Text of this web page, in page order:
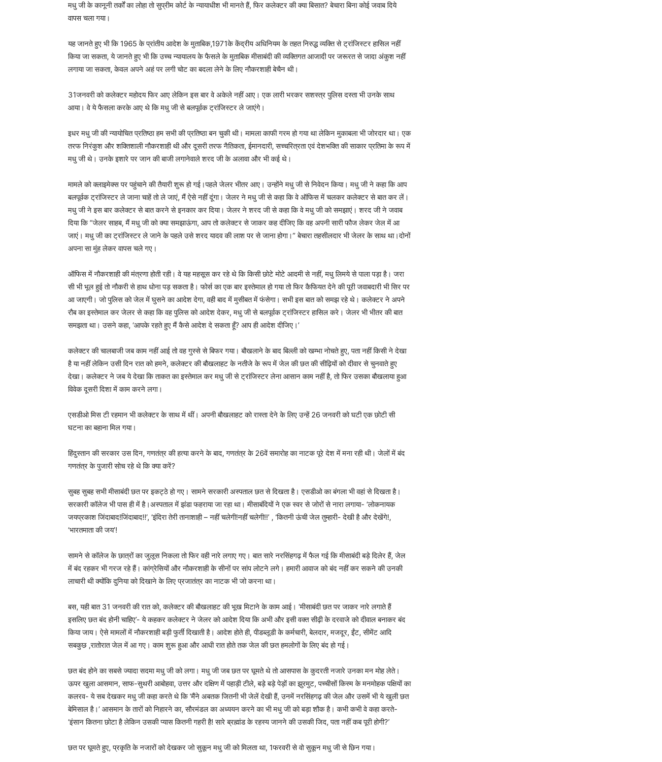
मधु जी के कानूनी तर्कों का लोहा तो सुप्रीम कोर्ट के न्यायाधीश भी मानते हैं, फिर कलेक्टर की क्या बिसात? बेचारा बिना कोई जवाब दिये
वापस चला गया।
यह जानते हुए भी कि 1965 के प्रांतीय आदेश के मुताबिक,1971के केंद्रीय अधिनियम के तहत निरुद्ध व्यक्ति से ट्रांजिस्टर हासिल नहीं
किया जा सकता, ये जानते हुए भी कि उच्च न्यायालय के फैसले के मुताबिक मीसाबंदी की व्यक्तिगत आजादी पर जरूरत से जादा अंकुश नहीं
लगाया जा सकता, केवल अपने अहं पर लगी चोट का बदला लेने के लिए नौकरशाही बेचैन थी।
31जनवरी को कलेक्टर महोदय फिर आए लेकिन इस बार वे अकेले नहीं आए। एक लारी भरकर सशस्त्र पुलिस दस्ता भी उनके साथ
आया। वे ये फैसला करके आए थे कि मधु जी से बलपूर्वक ट्रांजिस्टर ले जाएंगे।
इधर मधु जी की न्यायोचित प्रतिष्ठा हम सभी की प्रतिष्ठा बन चुकी थी। मामला काफी गरम हो गया था लेकिन मुकाबला भी जोरदार था। एक
तरफ निरंकुश और शक्तिशाली नौकरशाही थी और दूसरी तरफ नैतिकता, ईमानदारी, सच्चरित्रता एवं देशभक्ति की साकार प्रतिमा के रूप में
मधु जी थे। उनके इशारे पर जान की बाजी लगानेवाले शरद जी के अलावा और भी कई थे।
मामले को क्लाइमेक्स पर पहुंचाने की तैयारी शुरू हो गई।पहले जेलर भीतर आए। उन्होंने मधु जी से निवेदन किया। मधु जी ने कहा कि आप
बलपूर्वक ट्रांजिस्टर ले जाना चाहें तो ले जाएं, मैं ऐसे नहीं दूंगा। जेलर ने मधु जी से कहा कि वे ऑफिस में चलकर कलेक्टर से बात कर लें।
मधु जी ने इस बार कलेक्टर से बात करने से इनकार कर दिया। जेलर ने शरद जी से कहा कि वे मधु जी को समझाएं। शरद जी ने जवाब
दिया कि “जेलर साहब, मैं मधु जी को क्या समझाऊंगा, आप तो कलेक्टर से जाकर कह दीजिए कि वह अपनी सारी फौज लेकर जेल में आ
जाएं। मधु जी का ट्रांजिस्टर ले जाने के पहले उसे शरद यादव की लाश पर से जाना होगा।” बेचारा तहसीलदार भी जेलर के साथ था।दोनों
अपना सा मुंह लेकर वापस चले गए।
ऑफिस में नौकरशाही की मंत्रणा होती रही। वे यह महसूस कर रहे थे कि किसी छोटे मोटे आदमी से नहीं, मधु लिमये से पाला पड़ा है। जरा
सी भी भूल हुई तो नौकरी से हाथ धोना पड़ सकता है। फोर्स का एक बार इस्तेमाल हो गया तो फिर कैफियत देने की पूरी जवाबदारी भी सिर पर
आ जाएगी। जो पुलिस को जेल में घुसने का आदेश देगा, वही बाद में मुसीबत में फंसेगा। सभी इस बात को समझ रहे थे। कलेक्टर ने अपने
रौब का इस्तेमाल कर जेलर से कहा कि वह पुलिस को आदेश देकर, मधु जी से बलपूर्वक ट्रांजिस्टर हासिल करे। जेलर भी भीतर की बात
समझता था। उसने कहा, ‘आपके रहते हुए मैं कैसे आदेश दे सकता हूँ? आप ही आदेश दीजिए।’
कलेक्टर की चालबाजी जब काम नहीं आई तो वह गुस्से से बिफर गया। बौखलाने के बाद बिल्ली को खम्भा नोचते हुए, पता नहीं किसी ने देखा
है या नहीं लेकिन उसी दिन रात को हमने, कलेक्टर की बौखलाहट के नतीजे के रूप में जेल की छत की सीढ़ियों को दीवार से चुनवाते हुए
देखा। कलेक्टर ने जब ये देखा कि ताकत का इस्तेमाल कर मधु जी से ट्रांजिस्टर लेना आसान काम नहीं है, तो फिर उसका बौखलाया हुआ
विवेक दूसरी दिशा में काम करने लगा।
एसडीओ मिस टी रहमान भी कलेक्टर के साथ में थीं। अपनी बौखलाहट को रास्ता देने के लिए उन्हें 26 जनवरी को घटी एक छोटी सी
घटना का बहाना मिल गया।
हिंदुस्तान की सरकार उस दिन, गणतंत्र की हत्या करने के बाद, गणतंत्र के 26वें समारोह का नाटक पूरे देश में मना रही थी। जेलों में बंद
गणतंत्र के पुजारी सोच रहे थे कि क्या करें?
सुबह सुबह सभी मीसाबंदी छत पर इकट्ठे हो गए। सामने सरकारी अस्पताल छत से दिखता है। एसडीओ का बंगला भी वहां से दिखता है।
सरकारी कॉलेज भी पास ही में है।अस्पताल में झंडा फहराया जा रहा था। मीसाबंदियों ने एक स्वर से जोरों से नारा लगाया- ‘लोकनायक
जयप्रकाश जिंदाबाद!जिंदाबाद!!’, ‘इंदिरा तेरी तानाशाही – नहीं चलेगी!नहीं चलेगी!!’ , ‘कितनी ऊंची जेल तुम्हारी- देखी है और देखेंगे!,
‘भारतमाता की जय’!
सामने से कॉलेज के छात्रों का जुलूस निकला तो फिर वही नारे लगाए गए। बात सारे नरसिंहगढ़ में फैल गई कि मीसाबंदी बड़े दिलेर हैं, जेल
में बंद रहकर भी गरज रहे हैं। कांग्रेसियों और नौकरशाही के सीनों पर सांप लोटने लगे। हमारी आवाज को बंद नहीं कर सकने की उनकी
लाचारी थी क्योंकि दुनिया को दिखाने के लिए प्रजातंत्र का नाटक भी जो करना था।
बस, यही बात 31 जनवरी की रात को, कलेक्टर की बौखलाहट की भूख मिटाने के काम आई। ‘मीसाबंदी छत पर जाकर नारे लगाते हैं
इसलिए छत बंद होनी चाहिए’- ये कहकर कलेक्टर ने जेलर को आदेश दिया कि अभी और इसी वक्त सीढ़ी के दरवाजे को दीवाल बनाकर बंद
किया जाय। ऐसे मामलों में नौकरशाही बड़ी फुर्ती दिखाती है। आदेश होते ही, पीडब्लूडी के कर्मचारी, बेलदार, मजदूर, ईंट, सीमेंट आदि
सबकुछ ,रातोरात जेल में आ गए। काम शुरू हुआ और आधी रात होते तक जेल की छत हमलोगों के लिए बंद हो गई।
छत बंद होने का सबसे ज्यादा सदमा मधु जी को लगा। मधु जी जब छत पर घूमते थे तो आसपास के कुदरती नजारे उनका मन मोह लेते।
ऊपर खुला आसमान, साफ-सुथरी आबोहवा, उत्तर और दक्षिण में पहाड़ी टीले, बड़े बड़े पेड़ों का झुरमुट, पच्चीसों किस्म के मनमोहक पक्षियों का
कलरव- ये सब देखकर मधु जी कहा करते थे कि ‘मैंने अबतक जितनी भी जेलें देखी हैं, उनमें नरसिंहगढ़ की जेल और उसमें भी ये खुली छत
बेमिसाल है।’ आसमान के तारों को निहारने का, सौरमंडल का अध्ययन करने का भी मधु जी को बड़ा शौक है। कभी कभी वे कहा करते-
‘इंसान कितना छोटा है लेकिन उसकी प्यास कितनी गहरी है! सारे ब्रह्मांड के रहस्य जानने की उसकी जिद, पता नहीं कब पूरी होगी?’
छत पर घूमते हुए, प्रकृति के नजारों को देखकर जो सुकून मधु जी को मिलता था, 1फरवरी से वो सुकून मधु जी से छिन गया।